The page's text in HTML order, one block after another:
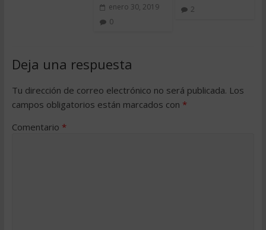
enero 30, 2019
0
2
Deja una respuesta
Tu dirección de correo electrónico no será publicada. Los
campos obligatorios están marcados con *
Comentario *